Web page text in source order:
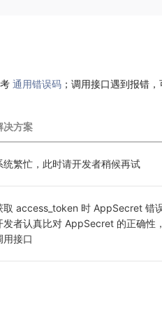
通用错误码 ；调用接口遇到报错
决方案
统繁忙，此时请开发者稍候再试
取 access_token 时 AppSecret 错
发者认真比对 AppSecret 的正确性
用接口